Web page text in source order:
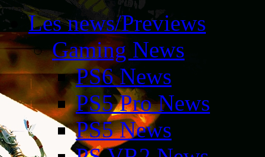
Les news/Previews
Gaming News
PS6 News
PS5 Pro News
PS5 News